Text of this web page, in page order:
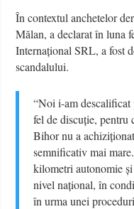
În contextul anchetelor
Mălan, a declaratîn luna
Internațional SRL, a fost
scandalului.
“Noi i-am descalificat
fel de discuție, pentru
Bihor nu a
semnificativ mai
kilometri autonomie
nivel național, în
în urma unei